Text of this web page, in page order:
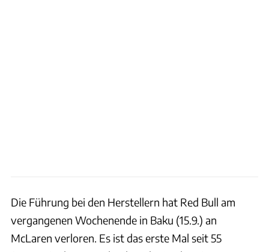
Die Führung bei den Herstellern hat Red Bull am
vergangenen Wochenende in Baku (15.9.) an
McLaren verloren. Es ist das erste Mal seit 55